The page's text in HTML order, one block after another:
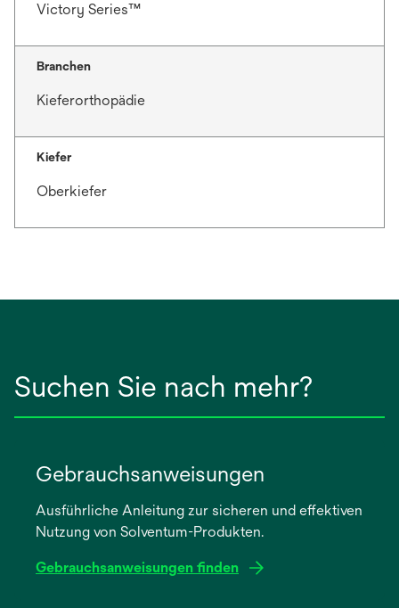
Victory Series™
Branchen
Kieferorthopädie
Kiefer
Oberkiefer
Suchen Sie nach mehr?
Gebrauchsanweisungen
Ausführliche Anleitung zur sicheren und effektiven
Nutzung von Solventum-Produkten.
Gebrauchsanweisungen finden